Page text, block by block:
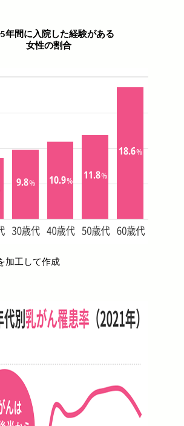
年間に入院した経験がある
女性の割合
加工して作成